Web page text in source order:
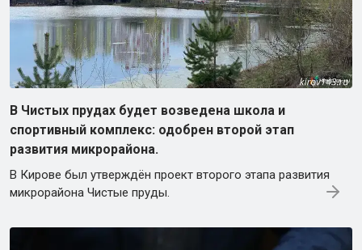
В Чистых прудах будет возведена школа и
спортивный комплекс: одобрен второй этап
развития микрорайона.
В Кирове был утверждён проект второго этапа развития
микрорайона Чистые пруды.